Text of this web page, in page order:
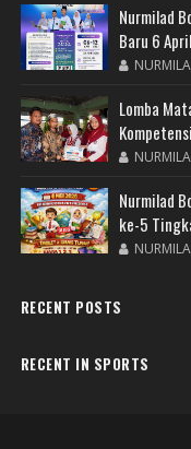
Nurmilad
Baru 6
Lomba
Nurmilad
ke-5
RECENT POSTS
RECENT IN SPORTS